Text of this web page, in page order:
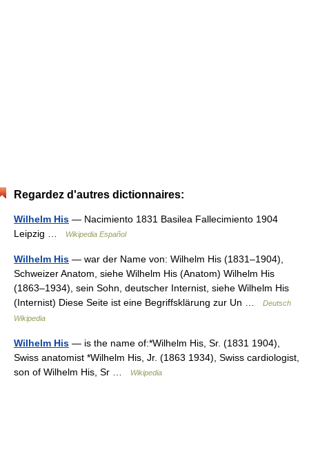
Regardez d'autres dictionnaires:
Wilhelm His — Nacimiento 1831 Basilea Fallecimiento 1904
Leipzig …
Wikipedia Español
Wilhelm His — war der Name von: Wilhelm His (1831–1904),
Schweizer Anatom, siehe Wilhelm His (Anatom) Wilhelm His
(1863–1934), sein Sohn, deutscher Internist, siehe Wilhelm His
(Internist) Diese Seite ist eine Begriffsklärung zur Un …
Deutsch
Wikipedia
Wilhelm His — is the name of:*Wilhelm His, Sr. (1831 1904),
Swiss anatomist *Wilhelm His, Jr. (1863 1934), Swiss cardiologist,
son of Wilhelm His, Sr …
Wikipedia